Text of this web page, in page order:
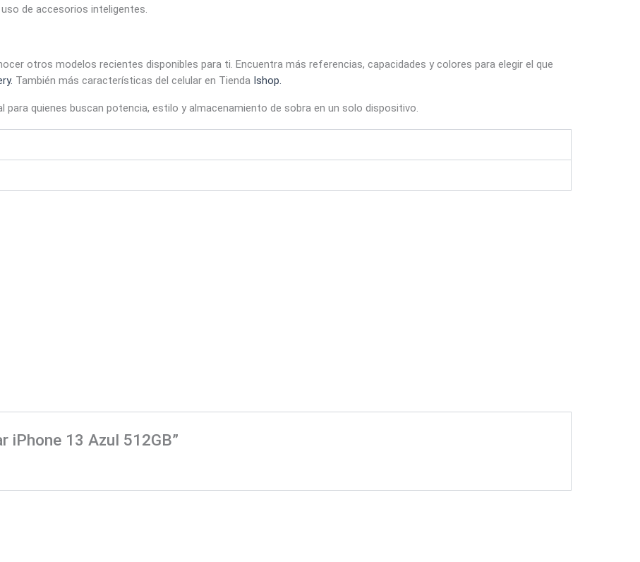
de accesorios inteligentes.
otros modelos recientes disponibles para ti. Encuentra más referencias, capacidades y colores para elegir el que
También más características del celular en Tienda Ishop.
para quienes buscan potencia, estilo y almacenamiento de sobra en un solo dispositivo.
iPhone 13 Azul 512GB”